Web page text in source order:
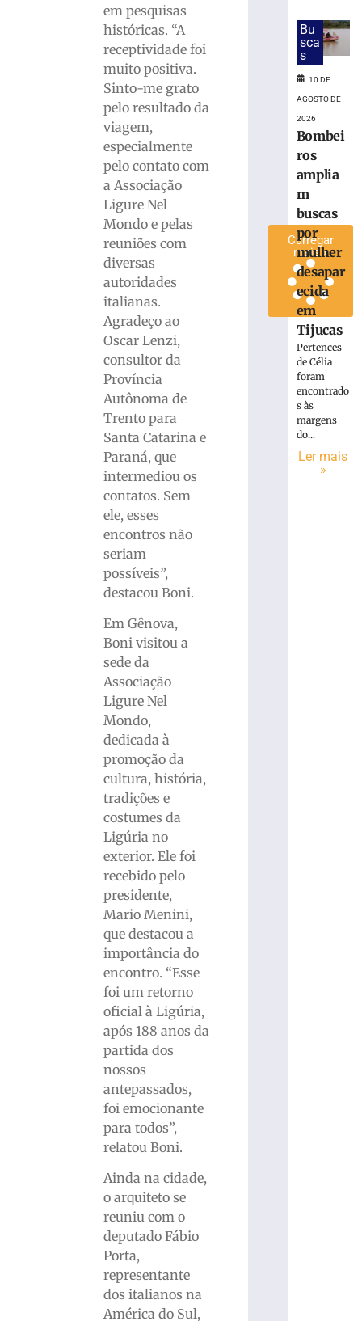
em pesquisas
históricas. “A
receptividade foi
muito positiva.
Sinto-me grato
pelo resultado da
viagem,
especialmente
pelo contato com
a Associação
Ligure Nel
Mondo e pelas
reuniões com
diversas
autoridades
italianas.
Agradeço ao
Oscar Lenzi,
consultor da
Província
Autônoma de
Trento para
Santa Catarina e
Paraná, que
intermediou os
contatos. Sem
ele, esses
encontros não
seriam
possíveis”,
destacou Boni.
Em Gênova,
Boni visitou a
sede da
Associação
Ligure Nel
Mondo,
dedicada à
promoção da
cultura, história,
tradições e
costumes da
Ligúria no
exterior. Ele foi
recebido pelo
presidente,
Mario Menini,
que destacou a
importância do
encontro. “Esse
foi um retorno
oficial à Ligúria,
após 188 anos da
partida dos
nossos
antepassados,
foi emocionante
para todos”,
relatou Boni.
Ainda na cidade,
o arquiteto se
reuniu com o
deputado Fábio
Porta,
representante
dos italianos na
América do Sul,
anos
força
agosto
mais
Carregar
mais »
Bu
sca
s
10 DE
AGOSTO DE
2026
Bombei
ros
amplia
m
buscas
por
mulher
desapar
ecida
em
Tijucas
Pertences
de Célia
foram
encontrado
s às
margens
do...
Ler mais
»